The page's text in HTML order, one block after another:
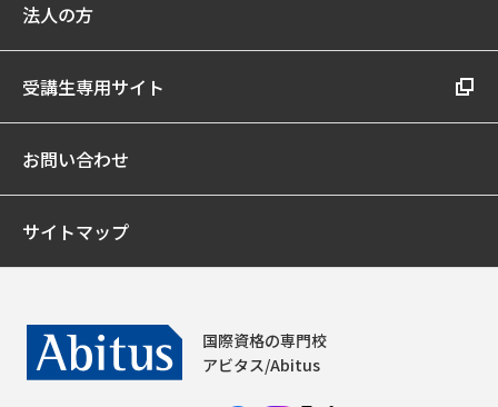
法人の方
受講生専用サイト
お問い合わせ
サイトマップ
国際資格の専門校
アビタス/Abitus